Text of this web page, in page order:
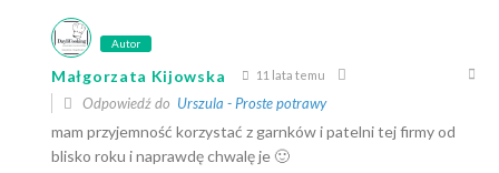
Autor
Małgorzata Kijowska 11 lata temu
Odpowiedź do Urszula - Proste potrawy
mam przyjemność korzystać z garnków i patelni tej firmy od
blisko roku i naprawdę chwalę je 🙂